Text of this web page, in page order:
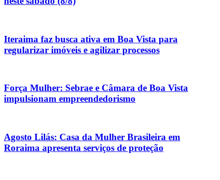
Iteraima faz busca ativa em Boa Vista para
regularizar imóveis e agilizar processos
Força Mulher: Sebrae e Câmara de Boa Vista
impulsionam empreendedorismo
Agosto Lilás: Casa da Mulher Brasileira em
Roraima apresenta serviços de proteção